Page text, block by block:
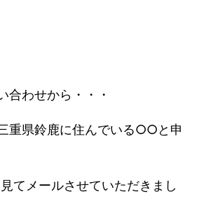
合わせから・・・
重県鈴鹿に住んでいる○○と申
てメールさせていただきまし